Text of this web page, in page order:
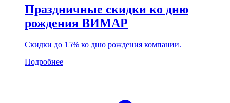
Праздничные скидки ко дню
рождения ВИМАР
Скидки до 15% ко дню рождения компании.
Подробнее